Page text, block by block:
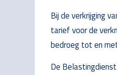
Bij de verkrijging
tarief voor de
bedroeg tot en
De